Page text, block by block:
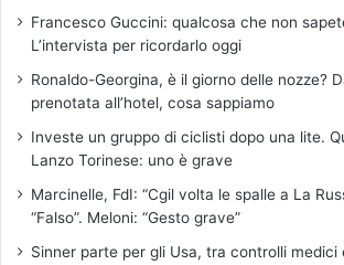
Francesco Guccini: qualcosa che non
L’intervista per ricordarlo oggi
Ronaldo-Georgina, è il giorno delle nozze?
prenotata all’hotel, cosa sappiamo
Investe un gruppo di ciclisti dopo una lite.
Lanzo Torinese: uno è grave
Marcinelle, FdI: “Cgil volta le spalle a La
“Falso”. Meloni: “Gesto grave”
Sinner parte per gli Usa, tra controlli medici